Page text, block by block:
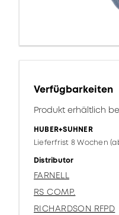
Verfügbarkeiten
Produkt erhältlich
HUBER+SUHNER
Lieferfrist 8 Wochen
Distributor
FARNELL
RS COMP.
RICHARDSON RFPD